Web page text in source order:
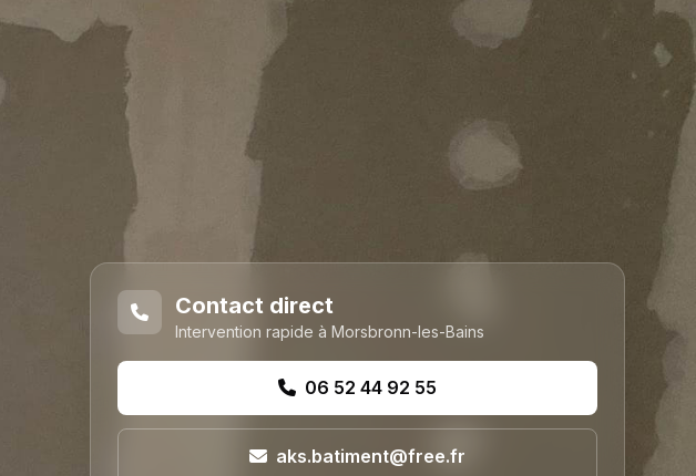
Contact direct
Intervention rapide à Morsbronn-les-Bains
06 52 44 92 55
aks.batiment@free.fr